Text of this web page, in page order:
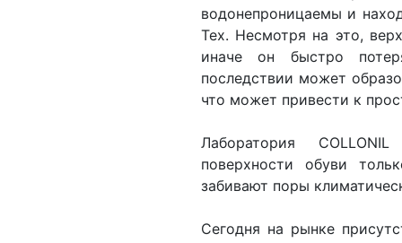
водонепроницаемы и
Tex. Несмотря на это,
иначе он быстро
последствии может
что может привести к
Лаборатория
поверхности обуви
забивают поры
Сегодня на рынке